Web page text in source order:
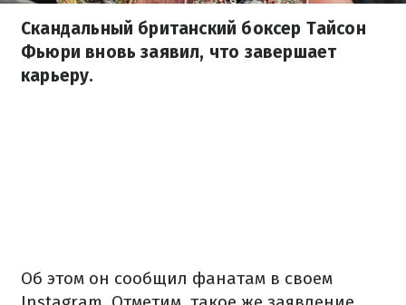
Скандальный британский боксер Тайсон
Фьюри вновь заявил, что завершает
карьеру.
Об этом он сообщил фанатам в своем